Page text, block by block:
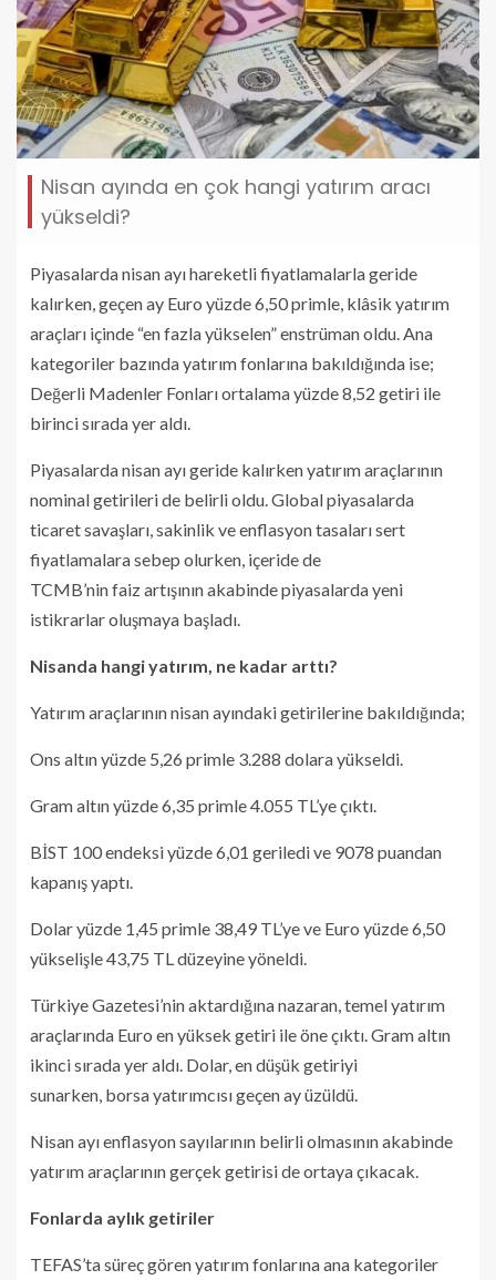
Nisan ayında en çok hangi yatırım aracı
yükseldi?
Piyasalarda nisan ayı hareketli fiyatlamalarla geride
kalırken, geçen ay Euro yüzde 6,50 primle, klâsik yatırım
araçları içinde “en fazla yükselen” enstrüman oldu. Ana
kategoriler bazında yatırım fonlarına bakıldığında ise;
Değerli Madenler Fonları ortalama yüzde 8,52 getiri ile
birinci sırada yer aldı.
Piyasalarda nisan ayı geride kalırken yatırım araçlarının
nominal getirileri de belirli oldu. Global piyasalarda
ticaret savaşları, sakinlik ve enflasyon tasaları sert
fiyatlamalara sebep olurken, içeride de
TCMB’nin faiz artışının akabinde piyasalarda yeni
istikrarlar oluşmaya başladı.
Nisanda hangi yatırım, ne kadar arttı?
Yatırım araçlarının nisan ayındaki getirilerine bakıldığında;
Ons altın yüzde 5,26 primle 3.288 dolara yükseldi.
Gram altın yüzde 6,35 primle 4.055 TL’ye çıktı.
BİST 100 endeksi yüzde 6,01 geriledi ve 9078 puandan
kapanış yaptı.
Dolar yüzde 1,45 primle 38,49 TL’ye ve Euro yüzde 6,50
yükselişle 43,75 TL düzeyine yöneldi.
Türkiye Gazetesi’nin aktardığına nazaran, temel yatırım
araçlarında Euro en yüksek getiri ile öne çıktı. Gram altın
ikinci sırada yer aldı. Dolar, en düşük getiriyi
sunarken, borsa yatırımcısı geçen ay üzüldü.
Nisan ayı enflasyon sayılarının belirli olmasının akabinde
yatırım araçlarının gerçek getirisi de ortaya çıkacak.
Fonlarda aylık getiriler
TEFAS’ta süreç gören yatırım fonlarına ana kategoriler